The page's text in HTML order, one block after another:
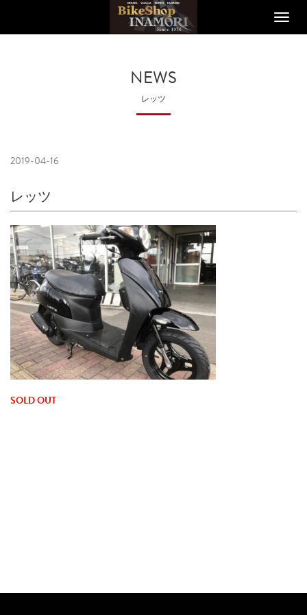
Toggle
NEWS
レッツ
2019-04-16
レッツ
SOLD OUT